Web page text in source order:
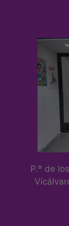
P.º de